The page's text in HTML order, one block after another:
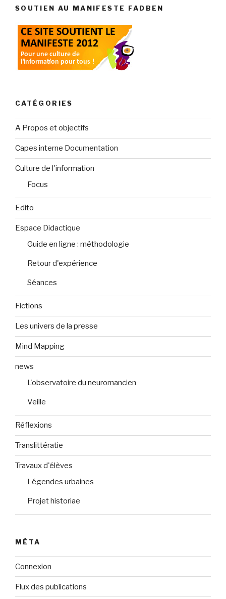
SOUTIEN AU MANIFESTE FADBEN
CATÉGORIES
A Propos et objectifs
Capes interne Documentation
Culture de l'information
Focus
Edito
Espace Didactique
Guide en ligne : méthodologie
Retour d'expérience
Séances
Fictions
Les univers de la presse
Mind Mapping
news
L'observatoire du neuromancien
Veille
Réflexions
Translittératie
Travaux d'élèves
Légendes urbaines
Projet historiae
MÉTA
Connexion
Flux des publications